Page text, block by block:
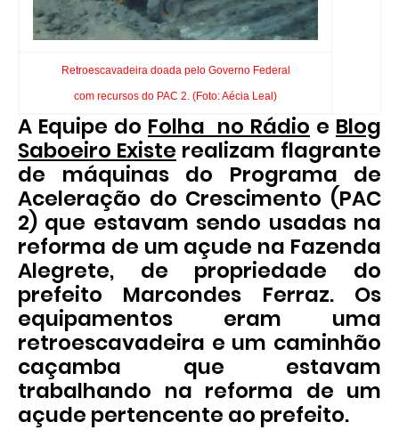
Retroescavadeira doada pelo Governo Federal
com recursos do PAC 2. (Foto: Aécia Leal)
A Equipe do Folha no Rádio e Blog
Saboeiro Existe realizam flagrante
de máquinas do Programa de
Aceleração do Crescimento (PAC
2) que estavam sendo usadas na
reforma de um açude na Fazenda
Alegrete, de propriedade do
prefeito Marcondes Ferraz. Os
equipamentos eram uma
retroescavadeira e um caminhão
caçamba que estavam
trabalhando na reforma de um
açude pertencente ao prefeito.